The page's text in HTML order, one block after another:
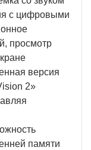
с цифровыми
просмотр
версия
2»
памяти